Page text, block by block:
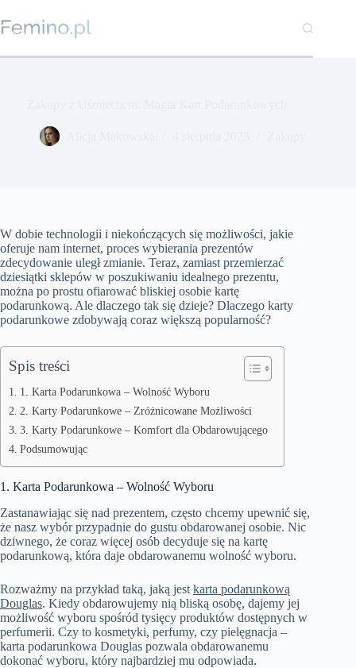
do
treści
W dobie technologii i niekończących się możliwości, jakie
oferuje nam internet, proces wybierania prezentów
zdecydowanie uległ zmianie. Teraz, zamiast przemierzać
dziesiątki sklepów w poszukiwaniu idealnego prezentu,
można po prostu ofiarować bliskiej osobie kartę
podarunkową. Ale dlaczego tak się dzieje? Dlaczego karty
podarunkowe zdobywają coraz większą popularność?
Spis treści
1. Karta Podarunkowa – Wolność Wyboru
2. Karty Podarunkowe – Zróżnicowane Możliwości
3. Karty Podarunkowe – Komfort dla Obdarowującego
Podsumowując
1. Karta Podarunkowa – Wolność Wyboru
Zastanawiając się nad prezentem, często chcemy upewnić się,
że nasz wybór przypadnie do gustu obdarowanej osobie. Nic
dziwnego, że coraz więcej osób decyduje się na kartę
podarunkową, która daje obdarowanemu wolność wyboru.
Rozważmy na przykład taką, jaką jest karta podarunkową
Douglas. Kiedy obdarowujemy nią bliską osobę, dajemy jej
możliwość wyboru spośród tysięcy produktów dostępnych w
perfumerii. Czy to kosmetyki, perfumy, czy pielęgnacja –
karta podarunkowa Douglas pozwala obdarowanemu
dokonać wyboru, który najbardziej mu odpowiada.